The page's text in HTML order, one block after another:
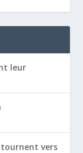
leur
vers